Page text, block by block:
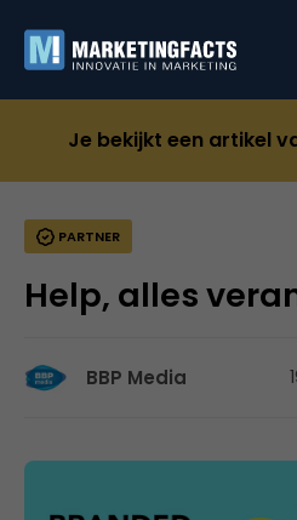
Je bekijkt een artikel
PARTNER
Help, alles
BBP Media